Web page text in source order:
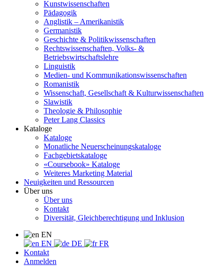
Kunstwissenschaften
Pädagogik
Anglistik – Amerikanistik
Germanistik
Geschichte & Politikwissenschaften
Rechtswissenschaften, Volks- &
Betriebswirtschaftslehre
Linguistik
Medien- und Kommunikationswissenschaften
Romanistik
Wissenschaft, Gesellschaft & Kulturwissenschaften
Slawistik
Theologie & Philosophie
Peter Lang Classics
Kataloge
Kataloge
Monatliche Neuerscheinungskataloge
Fachgebietskataloge
«Coursebook» Kataloge
Weiteres Marketing Material
Neuigkeiten und Ressourcen
Über uns
Über uns
Kontakt
Diversität, Gleichberechtigung und Inklusion
EN
EN
DE
FR
Kontakt
Anmelden